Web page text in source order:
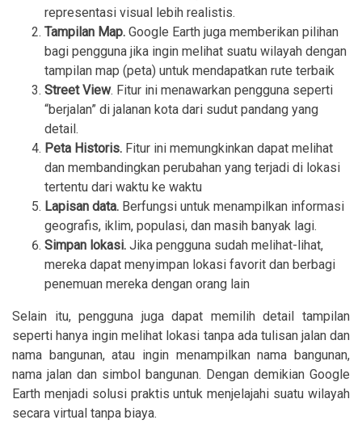
representasi visual lebih realistis.
Tampilan Map. Google Earth juga memberikan pilihan
bagi pengguna jika ingin melihat suatu wilayah dengan
tampilan map (peta) untuk mendapatkan rute terbaik
Street View. Fitur ini menawarkan pengguna seperti
“berjalan” di jalanan kota dari sudut pandang yang
detail.
Peta Historis. Fitur ini memungkinkan dapat melihat
dan membandingkan perubahan yang terjadi di lokasi
tertentu dari waktu ke waktu
Lapisan data. Berfungsi untuk menampilkan informasi
geografis, iklim, populasi, dan masih banyak lagi.
Simpan lokasi. Jika pengguna sudah melihat-lihat,
mereka dapat menyimpan lokasi favorit dan berbagi
penemuan mereka dengan orang lain
Selain itu, pengguna juga dapat memilih detail tampilan
seperti hanya ingin melihat lokasi tanpa ada tulisan jalan dan
nama bangunan, atau ingin menampilkan nama bangunan,
nama jalan dan simbol bangunan. Dengan demikian Google
Earth menjadi solusi praktis untuk menjelajahi suatu wilayah
secara virtual tanpa biaya.